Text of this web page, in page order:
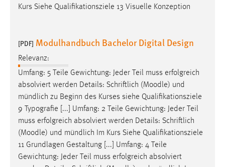
Kurs Siehe Qualifikationsziele 13 Visuelle Konzeption
[PDF] Modulhandbuch Bachelor Digital Design
Relevanz:
Umfang: 5 Teile Gewichtung: Jeder Teil muss erfolgreich
absolviert werden Details: Schriftlich (Moodle) und
mündlich zu Beginn des Kurses siehe Qualifikationsziele
9 Typografie [...] Umfang: 2 Teile Gewichtung: Jeder Teil
muss erfolgreich absolviert werden Details: Schriftlich
(Moodle) und mündlich Im Kurs Siehe Qualifikationsziele
11 Grundlagen Gestaltung [...] Umfang: 4 Teile
Gewichtung: Jeder Teil muss erfolgreich absolviert
MARKETING
verwendet, um personalisierte Werbung anzuzeigen.
hinweg verfolgen.
Google Ads
Name:
_gcl_au
Anbieter:
Google Ireland Limited